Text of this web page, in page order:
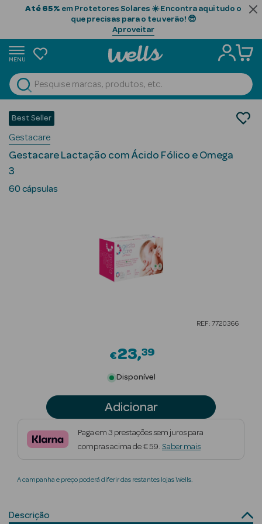
Até 65% em Protetores Solares ☀️ Encontra aqui tudo o
que precisas para o teu verão! 😎
Aproveitar
MENU
Ver Tudo
Beauty Season
Cabelo
Beauty Season
Beauty Season
Nutricosmética
Beauty Season
Nutrição e Suplementos
Saúde da Mulher
Best Seller
Gestacare
Gestacare Lactação com Ácido Fólico e Omega
3
60 cápsulas
REF: 7720366
€23 39
Disponível
Adicionar
Paga em 3 prestações sem juros para
compras acima de € 59. Saber mais
A campanha e preço poderá diferir das restantes lojas Wells.
Descrição